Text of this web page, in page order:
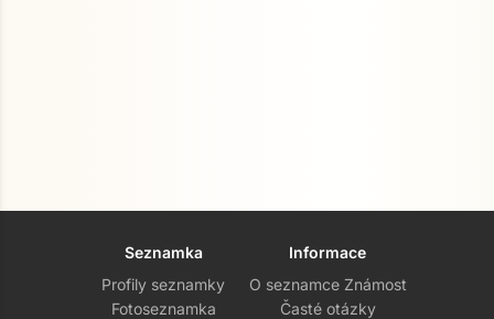
Seznamka
Profily seznamky
Fotoseznamka
Informace
O seznamce Známost
Časté otázky